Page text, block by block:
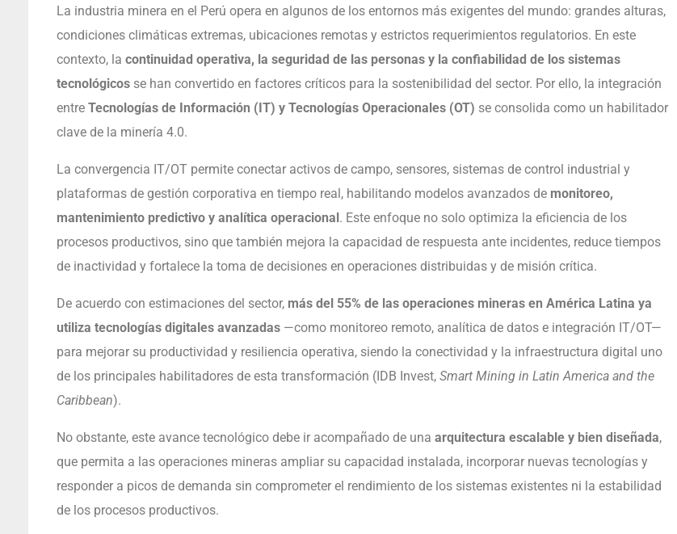
La industria minera en el Perú opera en algunos de los entornos más exigentes del mundo: grandes alturas,
condiciones climáticas extremas, ubicaciones remotas y estrictos requerimientos regulatorios. En este
contexto, la continuidad operativa, la seguridad de las personas y la confiabilidad de los sistemas
tecnológicosse han convertido en factores críticos para la sostenibilidad del sector. Por ello, la integración
entre Tecnologías de Información (IT) y Tecnologías Operacionales (OT) se consolida como un habilitador
clave de la minería 4.0.
La convergencia IT/OT permite conectar activos de campo, sensores, sistemas de control industrial y
plataformas de gestión corporativa en tiempo real, habilitando modelos avanzados de monitoreo,
mantenimiento predictivo y analítica operacional . Este enfoque no solo optimiza la eficiencia de los
procesos productivos, sino que también mejora la capacidad de respuesta ante incidentes, reduce tiempos
de inactividad y fortalece la toma de decisiones en operaciones distribuidas y de misión crítica.
De acuerdo con estimaciones del sector, más del 55% de las operaciones mineras en América Latina ya
utiliza tecnologías digitales avanzadas—como monitoreo remoto, analítica de datos e integración IT/OT—
para mejorar su productividad y resiliencia operativa, siendo la conectividad y la infraestructura digital uno
de los principales habilitadores de esta transformación (IDB Invest, Smart Mining in Latin America and the
Caribbean).
No obstante, este avance tecnológico debe ir acompañado de una arquitectura escalable y bien diseñada,
que permita a las operaciones mineras ampliar su capacidad instalada, incorporar nuevas tecnologías y
responder a picos de demanda sin comprometer el rendimiento de los sistemas existentes ni la estabilidad
de los procesos productivos.